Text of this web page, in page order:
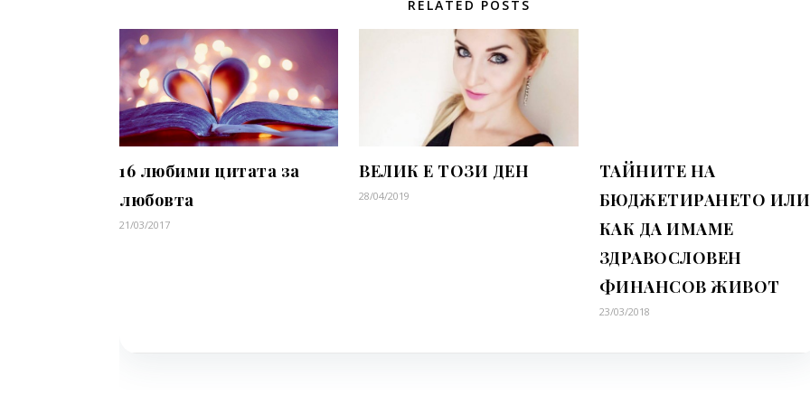
RELATED POSTS
16 любими цитата за
любовта
21/03/2017
ВЕЛИК Е ТОЗИ ДЕН
28/04/2019
ТАЙНИТЕ НА
БЮДЖЕТИРАНЕТО ИЛИ
КАК ДА ИМАМЕ
ЗДРАВОСЛОВЕН
ФИНАНСОВ ЖИВОТ
23/03/2018